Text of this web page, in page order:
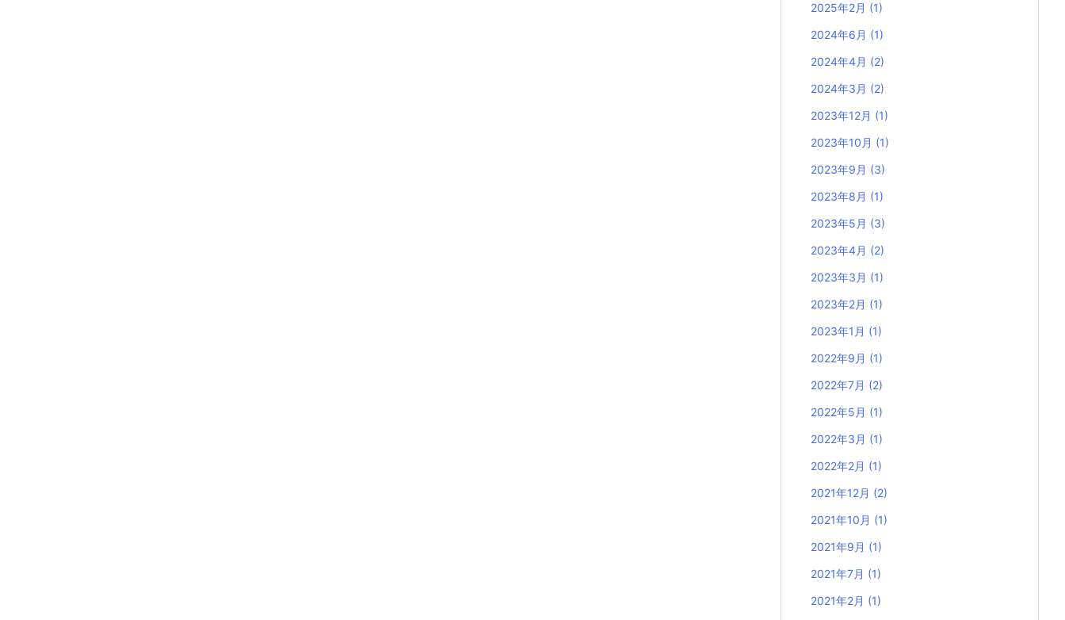
2025年2月 (1)
2024年6月 (1)
2024年4月 (2)
2024年3月 (2)
2023年12月 (1)
2023年10月 (1)
2023年9月 (3)
2023年8月 (1)
2023年5月 (3)
2023年4月 (2)
2023年3月 (1)
2023年2月 (1)
2023年1月 (1)
2022年9月 (1)
2022年7月 (2)
2022年5月 (1)
2022年3月 (1)
2022年2月 (1)
2021年12月 (2)
2021年10月 (1)
2021年9月 (1)
2021年7月 (1)
2021年2月 (1)